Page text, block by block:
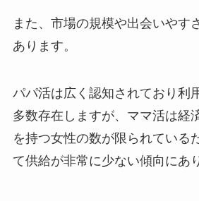
また、市場の規模や出会いやす
あります。
パパ活は広く認知されており利
多数存在しますが、ママ活は経
を持つ女性の数が限られている
て供給が非常に少ない傾向にあ